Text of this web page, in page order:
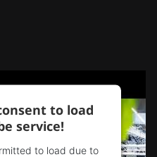
to load
service!
to load due to